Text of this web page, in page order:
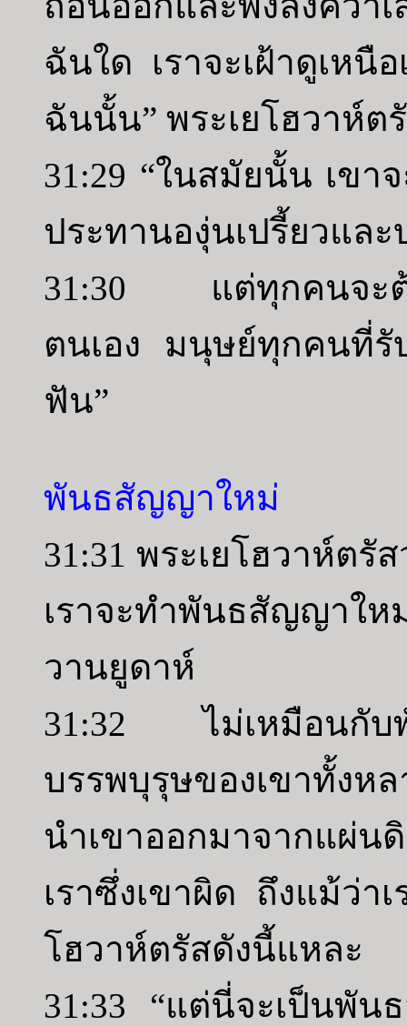
ฉันใด เราจะเฝ้าดูเหนื
ฉันนั้น” พระเยโฮวาห์ต
31:29 “ในสมัยนั้น เขา
ประทานองุ่นเปรี้ยวและ
31:30 แต่ทุกคนจะต้อ
ตนเอง มนุษย์ทุกคนที่รั
ฟัน”
พันธสัญญาใหม่
31:31 พระเยโฮวาห์ตรั
เราจะทำพันธสัญญาให
วานยูดาห์
31:32 ไม่เหมือนกับพั
บรรพบุรุษของเขาทั้งห
นำเขาออกมาจากแผ่
เราซึ่งเขาผิด ถึงแม้ว่า
โฮวาห์ตรัสดังนี้แหละ
31:33 “แต่นี่จะเป็นพัน